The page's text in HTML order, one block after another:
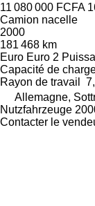
11 080 000 FCFA
Camion nacelle
2000
181 468 km
Euro Euro 2
Capacité de
Rayon de travail
Allemagne,
Nutzfahrzeuge
Contacter le